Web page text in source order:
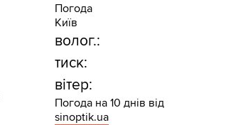
Погода
Київ
волог.:
тиск:
вітер:
Погода на 10 днів від
sinoptik.ua